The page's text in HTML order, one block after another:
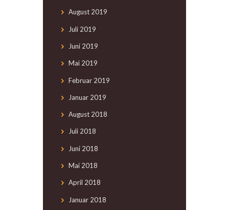
August 2019
Juli 2019
Juni 2019
Mai 2019
Februar 2019
Januar 2019
August 2018
Juli 2018
Juni 2018
Mai 2018
April 2018
Januar 2018